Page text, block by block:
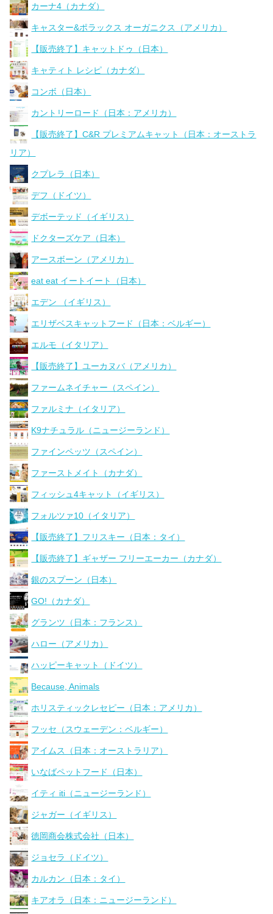
カーナ4（カナダ）
キャスター&ポラックス オーガニクス（アメリカ）
【販売終了】キャットドゥ（日本）
キャティト レシピ（カナダ）
コンボ（日本）
カントリーロード（日本：アメリカ）
【販売終了】C&R プレミアムキャット（日本：オーストラ
リア）
クプレラ（日本）
デフ（ドイツ）
デボーテッド（イギリス）
ドクターズケア（日本）
アースボーン（アメリカ）
eat eat イートイート（日本）
エデン （イギリス）
エリザベスキャットフード（日本：ベルギー）
エルモ（イタリア）
【販売終了】ユーカヌバ（アメリカ）
ファームネイチャー（スペイン）
ファルミナ（イタリア）
K9ナチュラル（ニュージーランド）
ファインペッツ（スペイン）
ファーストメイト（カナダ）
フィッシュ4キャット（イギリス）
フォルツァ10（イタリア）
【販売終了】フリスキー（日本：タイ）
【販売終了】ギャザー フリーエーカー（カナダ）
銀のスプーン（日本）
GO!（カナダ）
グランツ（日本：フランス）
ハロー（アメリカ）
ハッピーキャット（ドイツ）
Because, Animals
ホリスティックレセピー（日本：アメリカ）
フッセ（スウェーデン：ベルギー）
アイムス（日本：オーストラリア）
いなばペットフード（日本）
イティ iti（ニュージーランド）
ジャガー（イギリス）
徳岡商会株式会社（日本）
ジョセラ（ドイツ）
カルカン（日本：タイ）
キアオラ（日本：ニュージーランド）